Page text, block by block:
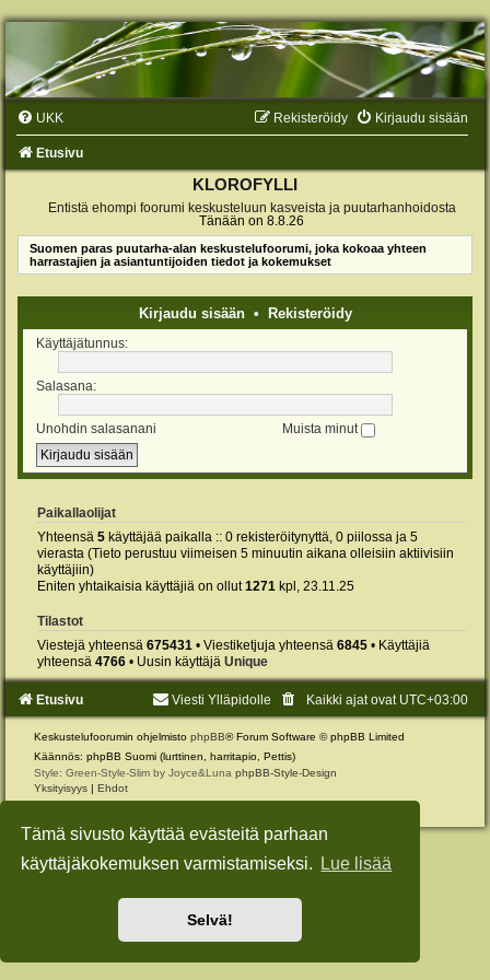
Tämä sivusto käyttää evästeitä parhaan
käyttäjäkokemuksen varmistamiseksi.
Lue lisää
Selvä!
UKK Kirjaudu sisään
Rekisteröidy
Etusivu
KLOROFYLLI
Entistä ehompi foorumi keskusteluun kasveista ja puutarhanhoidosta
Tänään on 8.8.26
Suomen paras puutarha-alan keskustelufoorumi, joka kokoaa yhteen
harrastajien ja asiantuntijoiden tiedot ja kokemukset
Kirjaudu sisään• Rekisteröidy
Käyttäjätunnus:
Salasana:
Unohdin salasanani Muista minut
Paikallaolijat
Yhteensä 5 käyttäjää paikalla :: 0 rekisteröitynyttä, 0 piilossa ja 5
vierasta (Tieto perustuu viimeisen 5 minuutin aikana olleisiin aktiivisiin
käyttäjiin)
Eniten yhtaikaisia käyttäjiä on ollut1271 kpl, 23.11.25
Tilastot
Viestejä yhteensä 675431 • Viestiketjuja yhteensä 6845 • Käyttäjiä
yhteensä 4766 • Uusin käyttäjä Unique
Etusivu Kaikki ajat ovat UTC+03:00
Viesti Ylläpidolle
Keskustelufoorumin ohjelmisto phpBB® Forum Software © phpBB Limited
Käännös: phpBB Suomi (lurttinen, harritapio, Pettis)
Style: Green-Style-Slim by Joyce&Luna phpBB-Style-Design
Yksityisyys | Ehdot